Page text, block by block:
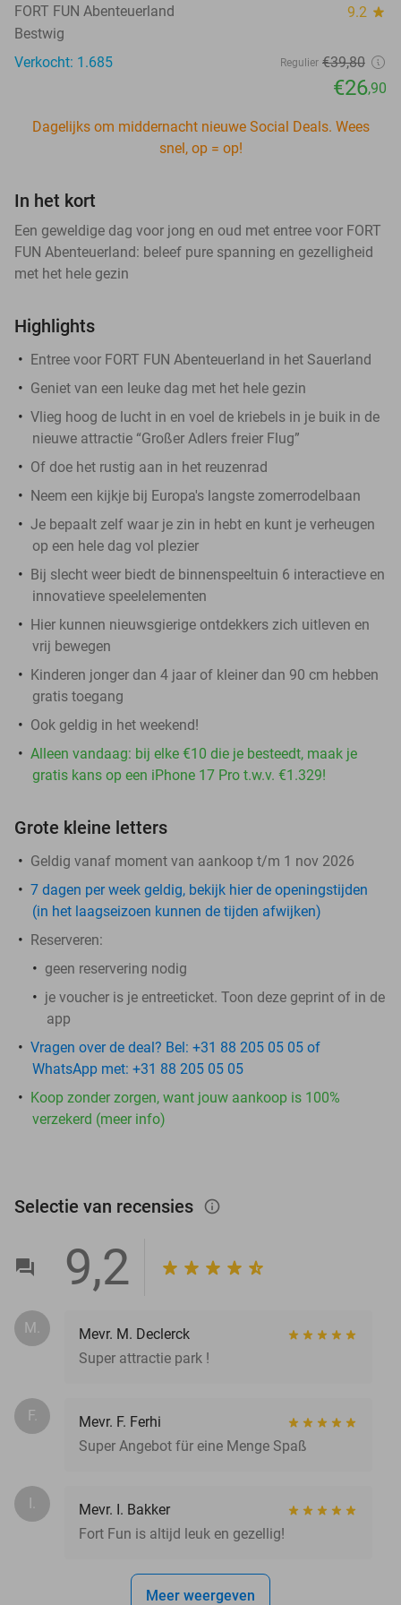
FORT FUN Abenteuerland 9.2 star
Bestwig
Verkocht: 1.685
Regulier €39,80
€26,90
Dagelijks om middernacht nieuwe Social Deals. Wees
snel, op = op!
In het kort
Een geweldige dag voor jong en oud met entree voor FORT
FUN Abenteuerland: beleef pure spanning en gezelligheid
met het hele gezin
Highlights
Entree voor FORT FUN Abenteuerland in het Sauerland
Geniet van een leuke dag met het hele gezin
Vlieg hoog de lucht in en voel de kriebels in je buik in de
nieuwe attractie “Großer Adlers freier Flug”
Of doe het rustig aan in het reuzenrad
Neem een kijkje bij Europa's langste zomerrodelbaan
Je bepaalt zelf waar je zin in hebt en kunt je verheugen
op een hele dag vol plezier
Bij slecht weer biedt de binnenspeeltuin 6 interactieve en
innovatieve speelelementen
Hier kunnen nieuwsgierige ontdekkers zich uitleven en
vrij bewegen
Kinderen jonger dan 4 jaar of kleiner dan 90 cm hebben
gratis toegang
Ook geldig in het weekend!
Alleen vandaag: bij elke €10 die je besteedt, maak je
gratis kans op een iPhone 17 Pro t.w.v. €1.329!
Grote kleine letters
Geldig vanaf moment van aankoop t/m 1 nov 2026
7 dagen per week geldig, bekijk hier de openingstijden
(in het laagseizoen kunnen de tijden afwijken)
Reserveren:
geen reservering nodig
je voucher is je entreeticket. Toon deze geprint of in de
app
Vragen over de deal? Bel: +31 88 205 05 05 of
WhatsApp met: +31 88 205 05 05
Koop zonder zorgen, want jouw aankoop is 100%
verzekerd (meer info)
Selectie van recensies info_outlined
9,2
M.
Mevr. M. Declerck
Super attractie park !
F.
Mevr. F. Ferhi
Super Angebot für eine Menge Spaß
I.
Mevr. I. Bakker
Fort Fun is altijd leuk en gezellig!
Meer weergeven